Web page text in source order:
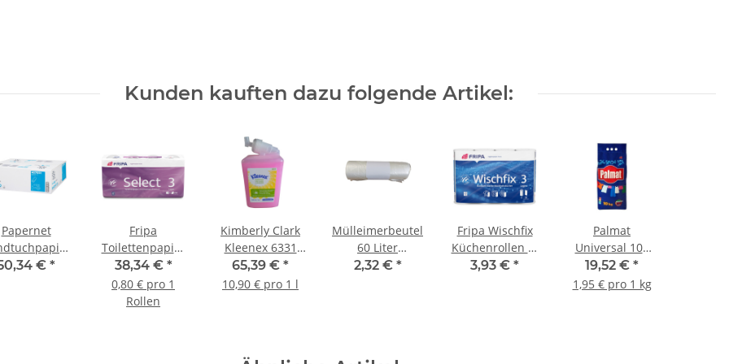
Kunden kauften dazu folgende Artikel:
Papernet
TAD 2
€ *
Fripa
Toilettenpapier
Select Tissue
hochweiß 3lagig
250 Blatt 48
38,34 € *
0,80 € pro 1
Rollen
Kimberly Clark
Kleenex 6331
Waschlotion
pink 6x1l
65,39 € *
10,90 € pro 1 l
Mülleimerbeutel
60 Liter
transparent
2,32 € *
Fripa Wischfix
Küchenrollen 3-
lagig 4x51 Blatt
3,93 € *
Palmat
Universal 100
WL
Universalwaschmittel
19,52 € *
1,95 € pro 1 kg